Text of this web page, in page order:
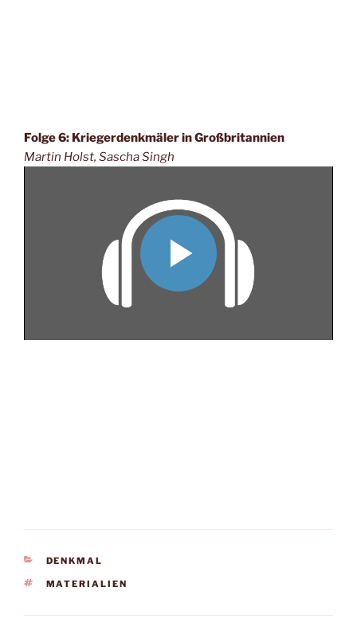
Folge 6: Kriegerdenkmäler in Großbritannien
Martin Holst, Sascha Singh
KATEGORIEN
DENKMAL
SCHLAGWÖRTER
MATERIALIEN